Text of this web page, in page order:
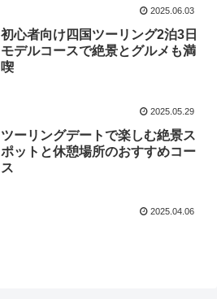
2025.06.03
初心者向け四国ツーリング2泊3日
モデルコースで絶景とグルメも満
喫
2025.05.29
ツーリングデートで楽しむ絶景ス
ポットと休憩場所のおすすめコー
ス
2025.04.06